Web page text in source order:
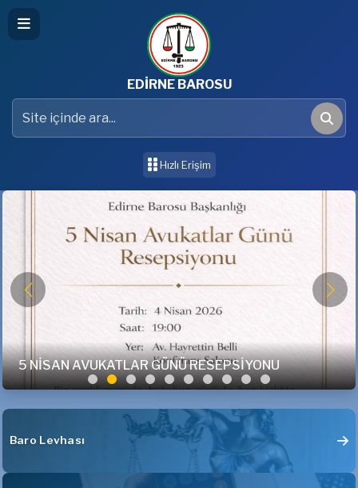
EDİRNE BAROSU
Site içinde ara
Ara
Hızlı Erişim
5 NİSAN AVUKATLAR GÜNÜ RESEPSİYONU
Baro Levhası